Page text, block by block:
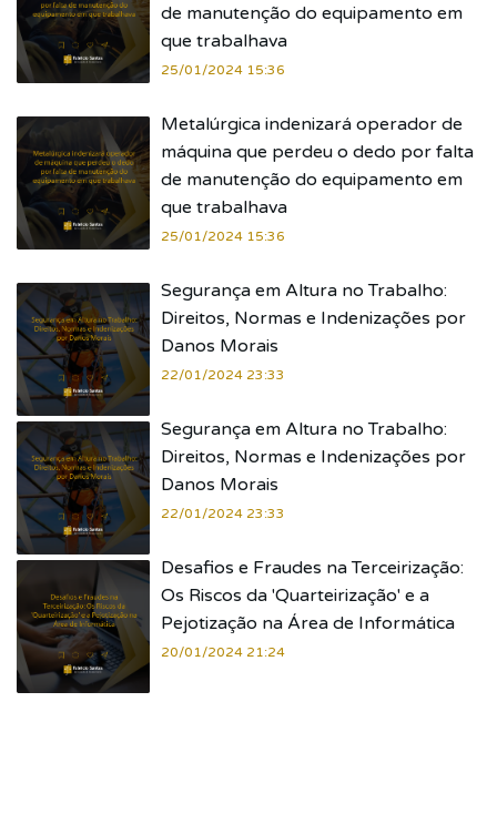
de manutenção do equipamento em
que trabalhava
25/01/2024 15:36
Metalúrgica indenizará operador de
máquina que perdeu o dedo por falta
de manutenção do equipamento em
que trabalhava
25/01/2024 15:36
Segurança em Altura no Trabalho:
Direitos, Normas e Indenizações por
Danos Morais
22/01/2024 23:33
Segurança em Altura no Trabalho:
Direitos, Normas e Indenizações por
Danos Morais
22/01/2024 23:33
Desafios e Fraudes na Terceirização:
Os Riscos da 'Quarteirização' e a
Pejotização na Área de Informática
20/01/2024 21:24